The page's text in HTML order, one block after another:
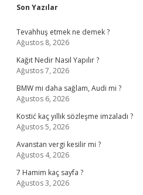
Sidebar
Son Yazılar
Tevahhuş etmek ne demek ?
Ağustos 8, 2026
Kağıt Nedir Nasıl Yapılır ?
Ağustos 7, 2026
BMW mi daha sağlam, Audi mi ?
Ağustos 6, 2026
Kostić kaç yıllık sözleşme imzaladı ?
Ağustos 5, 2026
Avanstan vergi kesilir mi ?
Ağustos 4, 2026
7 Hamim kaç sayfa ?
Ağustos 3, 2026